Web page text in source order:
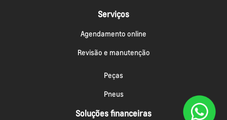
Serviços
Agendamento online
Revisão e manutenção
Peças
Pneus
Soluções financeiras